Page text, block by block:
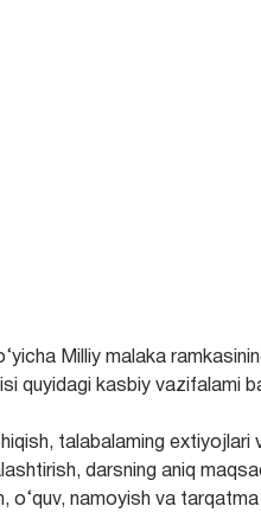
Milliy malaka
quyidagi kasbiy vazifalami
talabalaming extiyojlari
darsning aniq
namoyish va